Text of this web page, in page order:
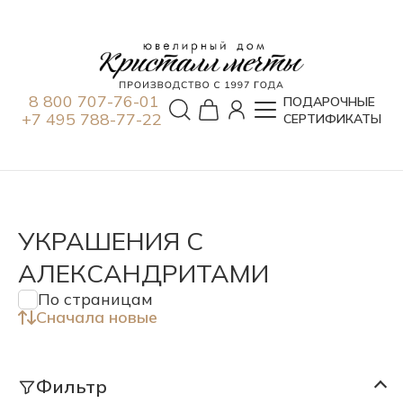
8 800 707-76-01
+7 495 788-77-22
ПОДАРОЧНЫЕ
СЕРТИФИКАТЫ
УКРАШЕНИЯ С
АЛЕКСАНДРИТАМИ
По страницам
Сначала новые
Фильтр